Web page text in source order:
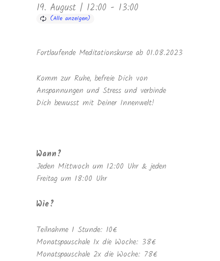
19. August | 12:00 - 13:00
Fortlaufende Meditationskurse ab 01.08.2023
Komm zur Ruhe, befreie Dich von
Anspannungen und Stress und verbinde
Dich bewusst mit Deiner Innenwelt!
Wann?
Jeden Mittwoch um 12:00 Uhr & jeden
Freitag um 18:00 Uhr
Wie?
Teilnahme 1 Stunde: 10€
Monatspauschale 1x die Woche: 38€
Monatspauschale 2x die Woche: 78€